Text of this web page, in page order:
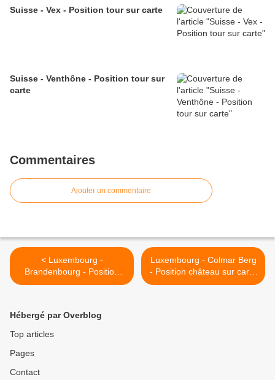
Suisse - Vex - Position tour sur carte
Suisse - Venthône - Position tour sur
carte
Commentaires
Ajouter un commentaire
< Luxembourg -
Brandenbourg - Position
château sur carte
Luxembourg - Colmar Berg
- Position château sur carte
>
Hébergé par Overblog
Top articles
Pages
Contact